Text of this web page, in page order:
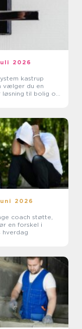
2026
kastrup
vælger du en
løsning til bolig og
2026
coach støtte,
en forskel i
hverdag